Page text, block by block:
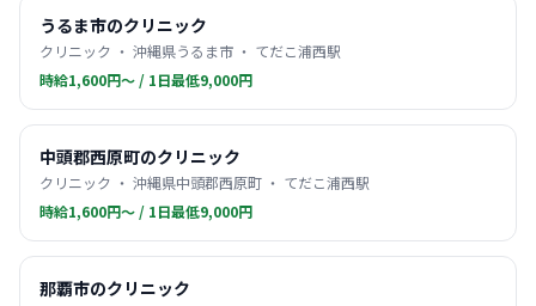
うるま市のクリニック
クリニック ・ 沖縄県うるま市 ・ てだこ浦西駅
時給1,600円〜 / 1日最低9,000円
中頭郡西原町のクリニック
クリニック ・ 沖縄県中頭郡西原町 ・ てだこ浦西駅
時給1,600円〜 / 1日最低9,000円
那覇市のクリニック